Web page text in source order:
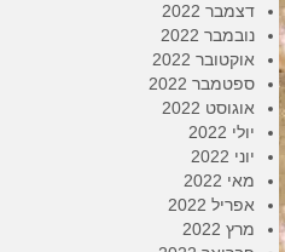
דצמבר 2022
נובמבר 2022
אוקטובר 2022
ספטמבר 2022
אוגוסט 2022
יולי 2022
יוני 2022
מאי 2022
אפריל 2022
מרץ 2022